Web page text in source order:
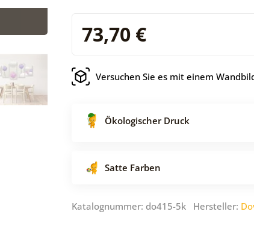
73,70 €
Versuchen Sie es mit einem
Ökologischer Druck
Satte Farben
Katalognummer: do415-5k Hersteller: